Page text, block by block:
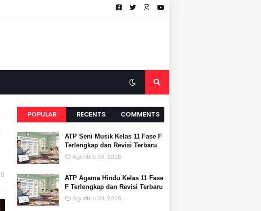
0
POPULAR RECENTS COMMENTS
ATP Seni Musik Kelas 11 Fase F
Terlengkap dan Revisi Terbaru
Agustus 03, 2026
ATP Agama Hindu Kelas 11 Fase
F Terlengkap dan Revisi Terbaru
Agustus 04, 2026